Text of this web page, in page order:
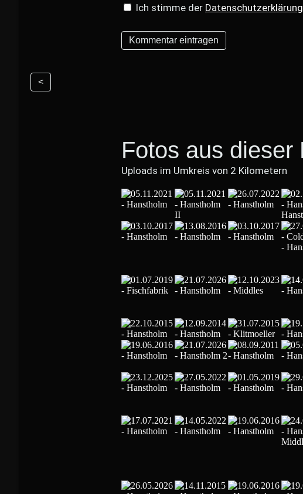
Ich stimme der Datenschutzerklärung
<
Fotos aus dieser
Uploads im Umkreis von 2 Kilometern